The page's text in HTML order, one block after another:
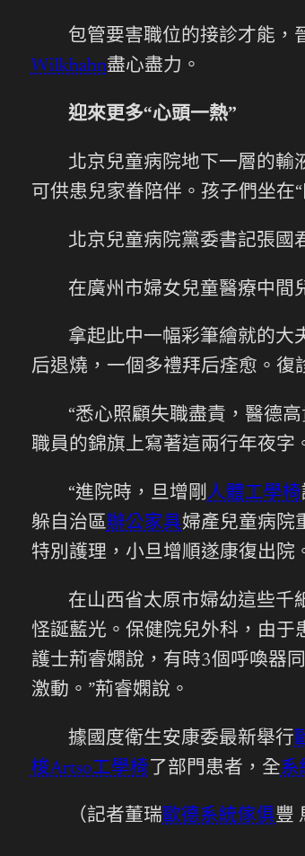
包管要害職位的接診才能，
Wilkhahn盡心盡力。
迎來更多“心頭一熱”
北京兒童病院地下一層的輸
可供患兒家眷陪伴。孩子們坐在
北京兒童病院黨委書記張國
在廣州市婦女兒童醫療中間
拿起此中一幅彩筆繪就的大
后退燒，一個多禮拜后痊愈。復
“悉心照顧失職盡責，醫德
職員的錦旗上寫著這兩行年夜字
“進院時，旦增剛人體工學椅
躲自治區辦公家具婦產兒童病院
特別護理，小旦增順遂康復出院
在山西省太原市婦幼這些千
怪誕藍光。保健院兒外科，由于
護士荊睿嫻說，有時3個呼喚器
激動。”荊睿嫻說。
據國度衛生安康委最新舉行
梭Artso工學椅 了部門患者，全系
（記者董瑞歐德系統傢俱豐